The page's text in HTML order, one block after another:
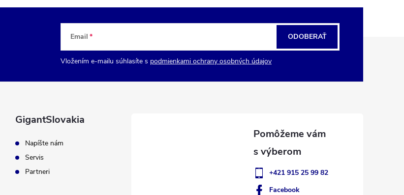
Email
Vložením e-mailu súhlasíte s podmienkami ochrany osobných údajov
ODOBERAŤ
GigantSlovakia
Napíšte nám
Servis
Partneri
+421 915 25 99 82
Facebook